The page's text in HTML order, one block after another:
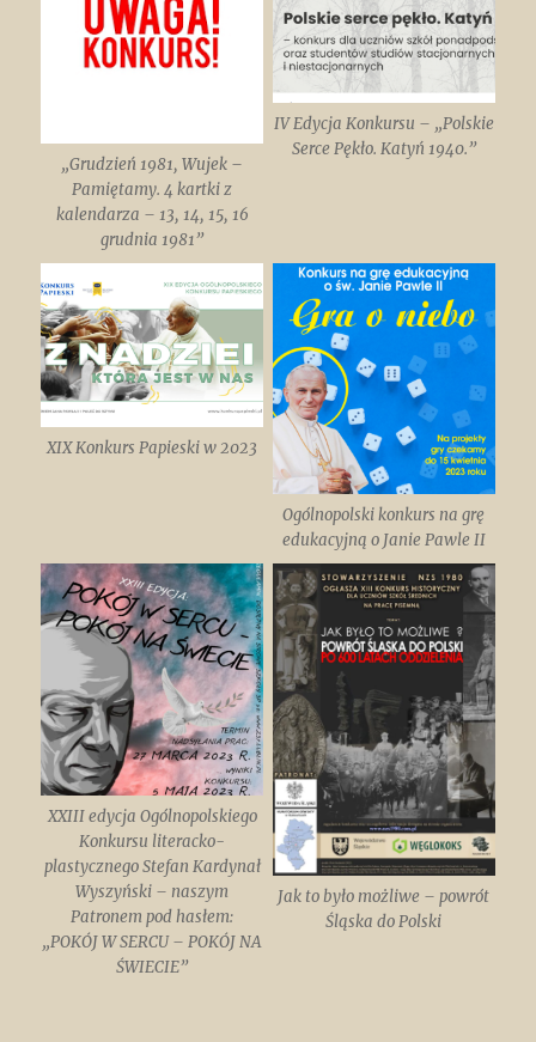
„Grudzień 1981, Wujek –
Pamiętamy. 4 kartki z
kalendarza – 13, 14, 15, 16
grudnia 1981”
IV Edycja Konkursu – „Polskie
Serce Pękło. Katyń 1940.”
XIX Konkurs Papieski w 2023
Ogólnopolski konkurs na grę
edukacyjną o Janie Pawle II
XXIII edycja Ogólnopolskiego
Konkursu literacko-
plastycznego Stefan Kardynał
Wyszyński – naszym
Patronem pod hasłem:
„POKÓJ W SERCU – POKÓJ NA
ŚWIECIE”
Jak to było możliwe – powrót
Śląska do Polski